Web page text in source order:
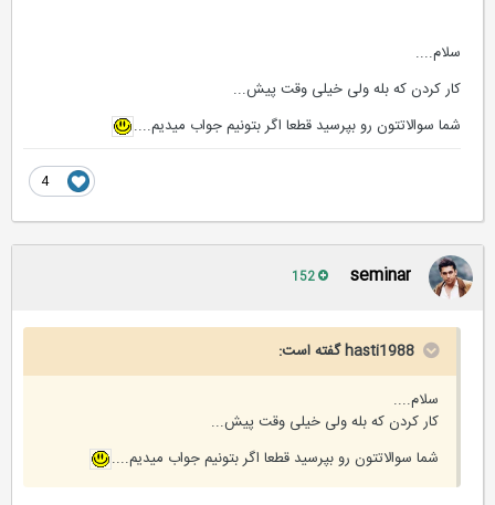
سلام....
کار کردن که بله ولی خیلی وقت پیش...
شما سوالاتتون رو بپرسید قطعا اگر بتونیم جواب میدیم....
seminar
hasti1988 گفته است:
سلام....
کار کردن که بله ولی خیلی وقت پیش...
شما سوالاتتون رو بپرسید قطعا اگر بتونیم جواب میدیم....